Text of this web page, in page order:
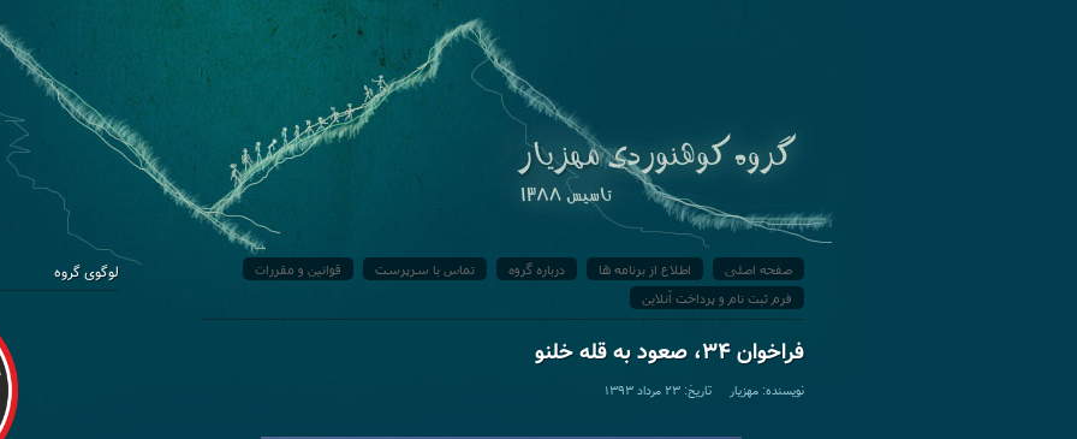
صفحه اصلی اطلاع از برنامه ها درباره گروه تماس با سرپرست
قوانین و مقررات
فرم ثبت نام و پرداخت آنلاین
فراخوان ۳۴، صعود به قله خلنو
نویسنده: مهزیار تاریخ: ۲۳ مرداد ۱۳۹۳
لوگوی گروه